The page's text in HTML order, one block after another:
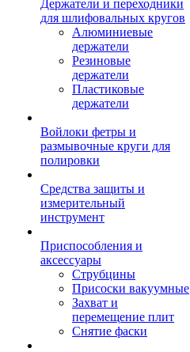
Держатели и переходники
для шлифовальных кругов
Алюминиевые
держатели
Резиновые
держатели
Пластиковые
держатели
Войлоки фетры и
размывочные круги для
полировки
Средства защиты и
измерительный
инструмент
Приспособления и
аксессуары
Струбцины
Присоски вакуумные
Захват и
перемещение плит
Снятие фаски